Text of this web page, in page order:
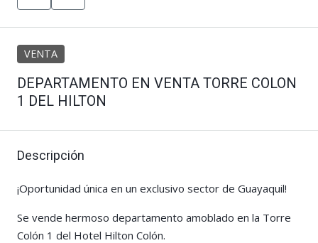
VENTA
DEPARTAMENTO EN VENTA TORRE COLON
1 DEL HILTON
Descripción
¡Oportunidad única en un exclusivo sector de Guayaquil!
Se vende hermoso departamento amoblado en la Torre
Colón 1 del Hotel Hilton Colón.